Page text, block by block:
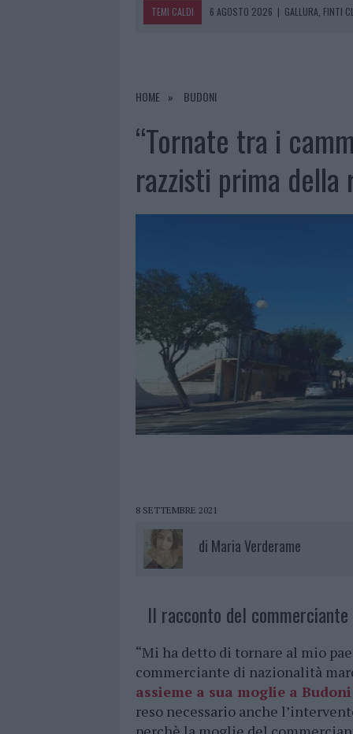
TEMI CALDI 6 AGOSTO 2026 | GALLURA, FINTI
6 AGOSTO 2026
HOME BUDONI
“Tornate tra i
razzisti prima della
8 SETTEMBRE 2021
di Maria Verderame
Il racconto del commerciante
“Mi ha detto di tornare al mio
commerciante di nazionalità
assieme a sua moglie a
reso necessario anche